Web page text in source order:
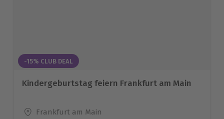
-15% CLUB DEAL
Kindergeburtstag feiern Frankfurt am Main
Standort
Frankfurt am Main